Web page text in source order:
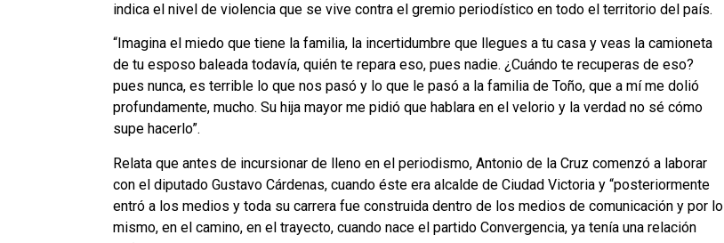
indica el nivel de violencia que se vive contra el gremio periodístico en todo el territorio del país.
“Imagina el miedo que tiene la familia, la incertidumbre que llegues a tu casa y veas la camioneta
de tu esposo baleada todavía, quién te repara eso, pues nadie. ¿Cuándo te recuperas de eso?
pues nunca, es terrible lo que nos pasó y lo que le pasó a la familia de Toño, que a mí me dolió
profundamente, mucho. Su hija mayor me pidió que hablara en el velorio y la verdad no sé cómo
supe hacerlo”.
Relata que antes de incursionar de lleno en el periodismo, Antonio de la Cruz comenzó a laborar
con el diputado Gustavo Cárdenas, cuando éste era alcalde de Ciudad Victoria y “posteriormente
entró a los medios y toda su carrera fue construida dentro de los medios de comunicación y por lo
mismo, en el camino, en el trayecto, cuando nace el partido Convergencia, ya tenía una relación